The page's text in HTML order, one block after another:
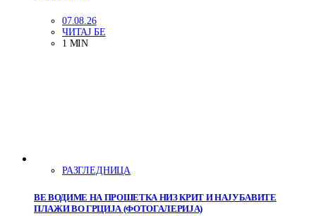
07.08.26
ЧИТАЈ БЕ
1 MIN
РАЗГЛЕДНИЦА
ВЕ ВОДИМЕ НА ПРОШЕТКА НИЗ КРИТ И НАЈУБАВИТЕ
ПЛАЖИ ВО ГРЦИЈА (ФОТОГАЛЕРИЈА)